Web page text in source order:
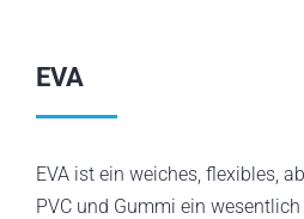
EVA
EVA ist ein weiches, flexibles,
PVC und Gummi ein